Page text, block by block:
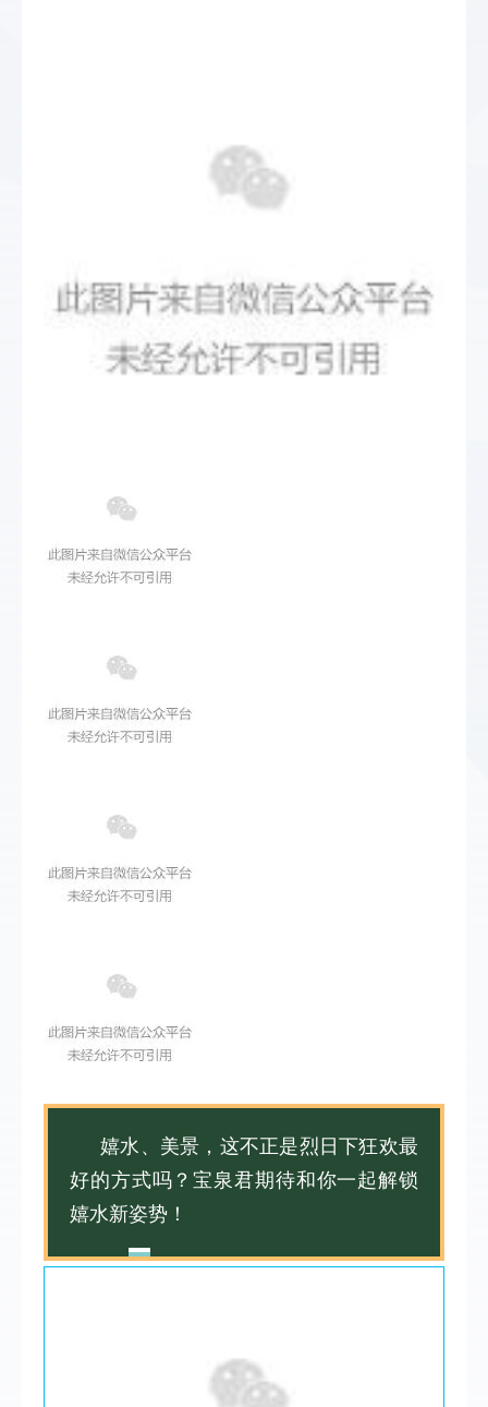
嬉水、美景，这不正是烈日下狂欢最
好的方式吗？宝泉君期待和你一起解锁
嬉水新姿势！